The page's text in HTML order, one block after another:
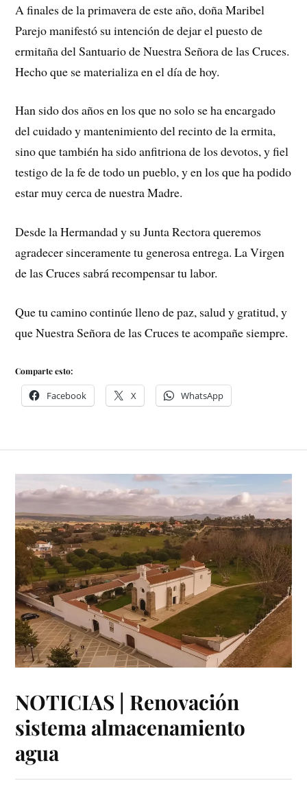
A finales de la primavera de este año, doña Maribel
Parejo manifestó su intención de dejar el puesto de
ermitaña del Santuario de Nuestra Señora de las Cruces.
Hecho que se materializa en el día de hoy.
Han sido dos años en los que no solo se ha encargado
del cuidado y mantenimiento del recinto de la ermita,
sino que también ha sido anfitriona de los devotos, y fiel
testigo de la fe de todo un pueblo, y en los que ha podido
estar muy cerca de nuestra Madre.
Desde la Hermandad y su Junta Rectora queremos
agradecer sinceramente tu generosa entrega. La Virgen
de las Cruces sabrá recompensar tu labor.
Que tu camino continúe lleno de paz, salud y gratitud, y
que Nuestra Señora de las Cruces te acompañe siempre.
Comparte esto:
Facebook X WhatsApp
NOTICIAS | Renovación
sistema almacenamiento
agua